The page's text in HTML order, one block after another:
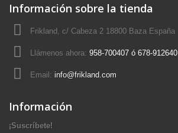
Información sobre la tienda
Frikland, c/ Cabeza 2 18800 Baza España
Llámenos ahora: 958-700407 ó 678-912640
Email: info@frikland.com
Información
¡Suscríbete!